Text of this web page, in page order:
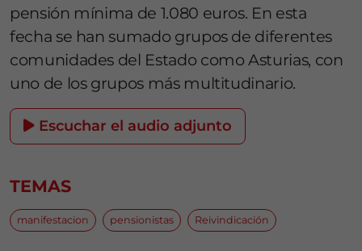
pensión mínima de 1.080 euros. En esta
fecha se han sumado grupos de diferentes
comunidades del Estado como Asturias, con
uno de los grupos más multitudinario.
Escuchar el audio adjunto
TEMAS
manifestacion pensionistas Reivindicación